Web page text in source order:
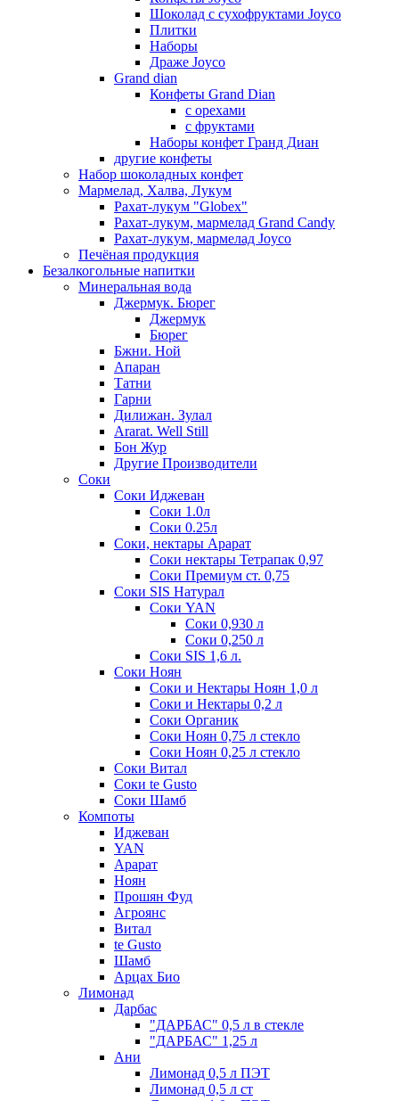
Шоколад с сухофруктами Joyco
Плитки
Наборы
Драже Joyco
Grand dian
Конфеты Grand Dian
с орехами
с фруктами
Наборы конфет Гранд Диан
другие конфеты
Набор шоколадных конфет
Мармелад, Халва, Лукум
Рахат-лукум "Globex"
Рахат-лукум, мармелад Grand Candy
Рахат-лукум, мармелад Joyco
Печёная продукция
Безалкогольные напитки
Минеральная вода
Джермук. Бюрег
Джермук
Бюрег
Бжни. Ной
Апаран
Татни
Гарни
Дилижан. Зулал
Ararat. Well Still
Бон Жур
Другие Производители
Соки
Соки Иджеван
Соки 1.0л
Соки 0.25л
Соки, нектары Арарат
Соки нектары Тетрапак 0,97
Соки Премиум ст. 0,75
Соки SIS Натурал
Соки YAN
Соки 0,930 л
Соки 0,250 л
Соки SIS 1,6 л.
Соки Ноян
Соки и Нектары Ноян 1,0 л
Соки и Нектары 0,2 л
Соки Органик
Соки Ноян 0,75 л стекло
Соки Ноян 0,25 л стекло
Соки Витал
Соки te Gusto
Соки Шамб
Компоты
Иджеван
YAN
Арарат
Ноян
Прошян Фуд
Агроянс
Витал
te Gusto
Шамб
Арцах Био
Лимонад
Дарбас
"ДАРБАС" 0,5 л в стекле
"ДАРБАС" 1,25 л
Ани
Лимонад 0,5 л ПЭТ
Лимонад 0,5 л ст